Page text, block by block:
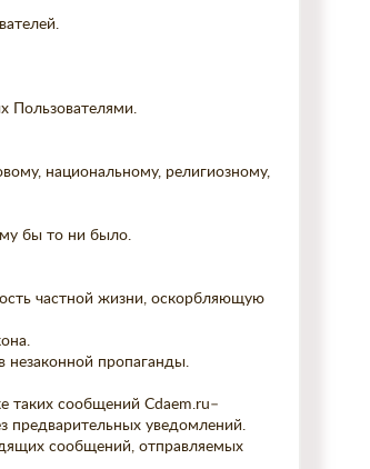
Пользователями.
национальному, религиозному,
бы то ни было.
частной жизни, оскорбляющую
незаконной пропаганды.
таких сообщений Cdaem.ru–
предварительных уведомлений.
сообщений, отправляемых